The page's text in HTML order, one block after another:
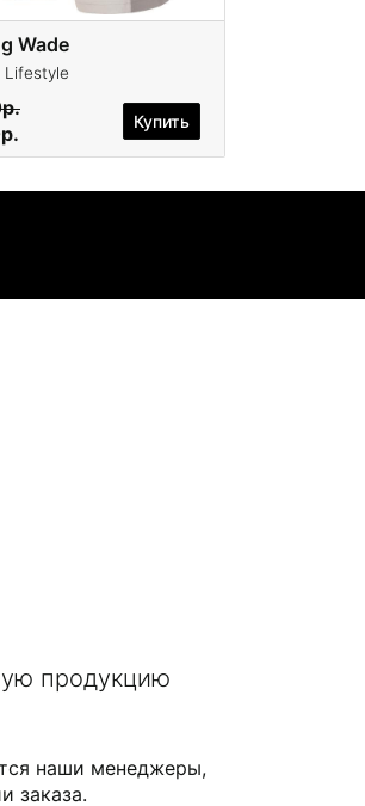
Wade
Купить
продукцию
наши менеджеры,
заказа.